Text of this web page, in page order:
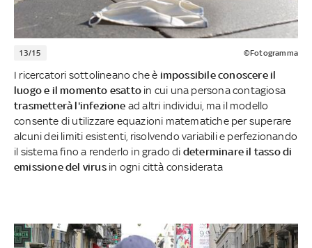
13/15 ©Fotogramma
I ricercatori sottolineano che è impossibile conoscere il
luogo e il momento esatto in cui una persona contagiosa
trasmetterà l'infezione ad altri individui, ma il modello
consente di utilizzare equazioni matematiche per superare
alcuni dei limiti esistenti, risolvendo variabili e perfezionando
il sistema fino a renderlo in grado di determinare il tasso di
emissione del virusin ogni città considerata